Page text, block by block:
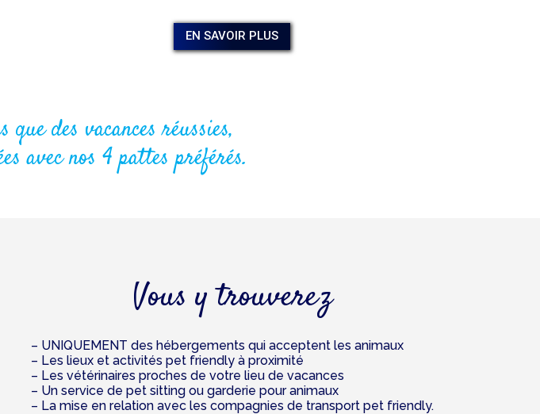
EN SAVOIR PLUS
que des vacances réussies,
avec nos 4 pattes préférés.
Vous y trouverez
– UNIQUEMENT des hébergements qui acceptent les animaux
– Les lieux et activités pet friendly à proximité
– Les vétérinaires proches de votre lieu de vacances
– Un service de pet sitting ou garderie pour animaux
– La mise en relation avec les compagnies de transport pet friendly.